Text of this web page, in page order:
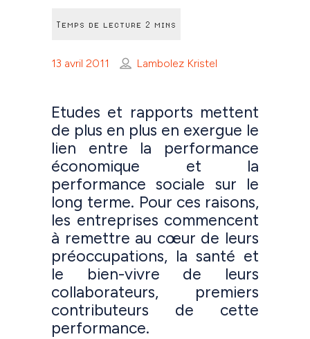
13 avril 2011 Lambolez Kristel
Etudes et rapports mettent
de plus en plus en exergue le
lien entre la performance
économique et la
performance sociale sur le
long terme. Pour ces raisons,
les entreprises commencent
à remettre au cœur de leurs
préoccupations, la santé et
le bien-vivre de leurs
collaborateurs, premiers
contributeurs de cette
performance.